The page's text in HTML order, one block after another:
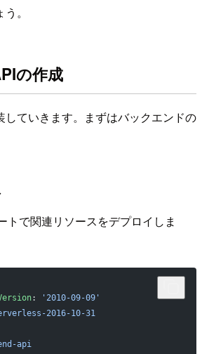
。
の作成
していきます。まずはバックエンドの
トで関連リソースをデプロイしま
:
'2010-09-09'
2016-10-31
api